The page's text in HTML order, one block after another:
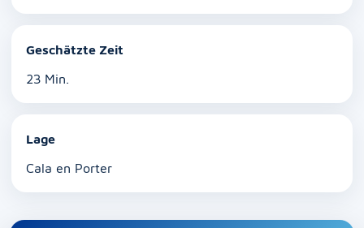
Geschätzte Zeit
23 Min.
Lage
Cala en Porter